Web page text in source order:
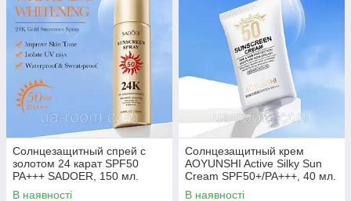
Солнцезащитный спрей с
золотом 24 карат SPF50
PA+++ SADOER, 150 мл.
В наявності
Солнцезащитный крем
AOYUNSHI Active Silky Sun
Cream SPF50+/PA+++, 40 мл.
В наявності